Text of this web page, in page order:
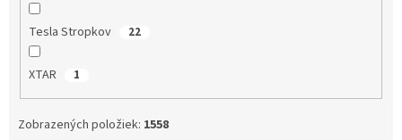
Tesla Stropkov 22
XTAR 1
Zobrazených položiek: 1558